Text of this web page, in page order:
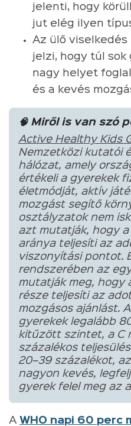
jelenti, hogy
jut elég ilyen
Az ülő
jelzi, hogy túl sok
nagy helyet
és a kevés
🧠 Miről is van szó
Active Healthy Kids
Nemzetközi kutatói
hálózat, amely
értékeli a gyerekek
életmódját, aktív
mozgást segítő
osztályzatok nem
azt mutatják, hogy a
aránya teljesíti az
viszonyítási pontot.
rendszerében az
mutatják meg, hogy
része teljesíti az
mozgásos ajánlást.
gyerekek legalább
kitűzött szintet, a C
százalékos
20–39 százalékot,
nagyon kevés,
gyerek felel meg az
A WHO napi 60 perc